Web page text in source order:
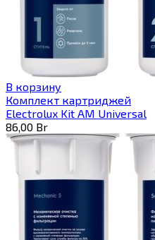
В корзину
Комплект картриджей
Electrolux Kit AM Universal
86,00 Br